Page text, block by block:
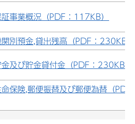
事業概況（PDF：117KB）
別預金,貸出残高（PDF：230KB）
及び貯金貸付金（PDF：230KB）
保険,郵便振替及び郵便為替（